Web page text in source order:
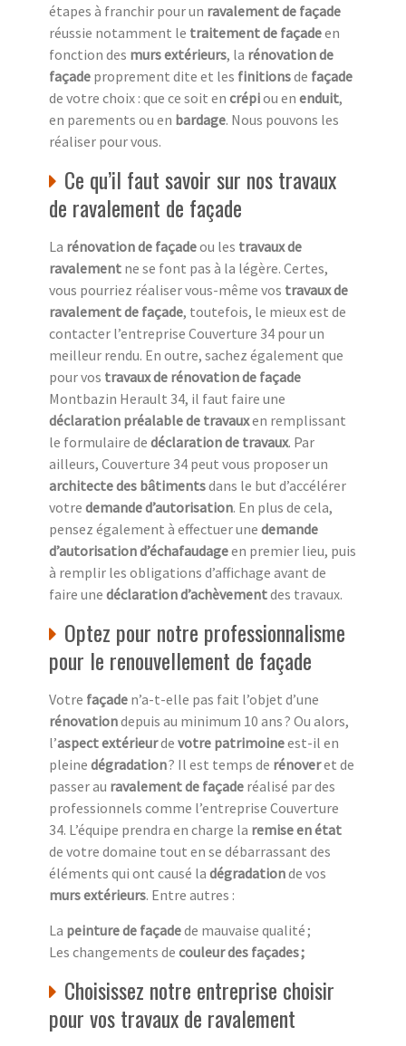
étapes à franchir pour un ravalement de façade
réussie notamment le traitement de façadeen
fonction des murs extérieurs, la rénovation de
façade proprement dite et les finitionsde façade
de votre choix : que ce soit en crépiou en enduit,
en parements ou en bardage. Nous pouvons les
réaliser pour vous.
Ce qu’il faut savoir sur nos travaux
de ravalement de façade
La rénovation de façadeou les travaux de
ravalement ne se font pas à la légère. Certes,
vous pourriez réaliser vous-même vos travaux de
ravalement de façade, toutefois, le mieux est de
contacter l’entreprise Couverture 34 pour un
meilleur rendu. En outre, sachez également que
pour vos travaux de rénovation de façade
Montbazin Herault 34, il faut faire une
déclaration préalable de travauxen remplissant
le formulaire de déclaration de travaux. Par
ailleurs, Couverture 34 peut vous proposer un
architecte des bâtimentsdans le but d’accélérer
votre demande d’autorisation. En plus de cela,
pensez également à effectuer une demande
d’autorisation d’échafaudageen premier lieu, puis
à remplir les obligations d’affichage avant de
faire une déclaration d’achèvementdes travaux.
Optez pour notre professionnalisme
pour le renouvellement de façade
Votre façade n’a-t-elle pas fait l’objet d’une
rénovationdepuis au minimum 10 ans ? Ou alors,
l’aspect extérieurde votre patrimoineest-il en
pleine dégradation? Il est temps de rénoveret de
passer au ravalement de façade réalisé par des
professionnels comme l’entreprise Couverture
34. L’équipe prendra en charge la remise en état
de votre domaine tout en se débarrassant des
éléments qui ont causé la dégradationde vos
murs extérieurs. Entre autres :
La peinture de façadede mauvaise qualité ;
Les changements de couleur des façades ;
Choisissez notre entreprise choisir
pour vos travaux de ravalement